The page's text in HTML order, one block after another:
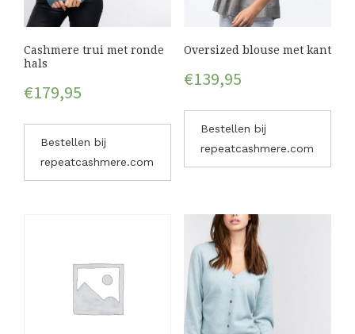
Cashmere trui met ronde
hals
€179,95
Bestellen bij
repeatcashmere.com
Oversized blouse met kant
€139,95
Bestellen bij
repeatcashmere.com